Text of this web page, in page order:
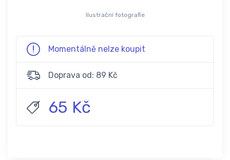
Ilustrační fotografie
Momentálně nelze koupit
Doprava od: 89 Kč
65 Kč